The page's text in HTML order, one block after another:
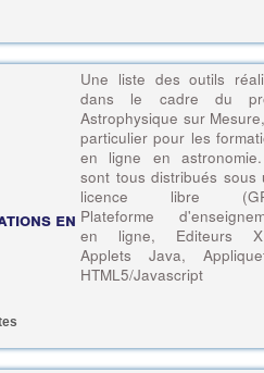
en
Une liste des outils
dans le cadre du
Astrophysique sur
particulier pour les
en ligne en
sont tous distribués sous
licence libre
Plateforme
en ligne, Editeurs
Applets Java,
HTML5/Javascript